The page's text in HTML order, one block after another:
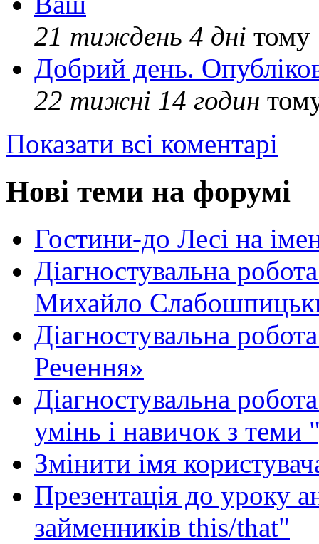
21 тиждень 4 дні тому
Добрий день.
22 тижні 14 годин
Показати всі коментарі
Нові теми на форумі
Гостини-до Лесі на
Діагностувальна
Михайло
Діагностувальна
Речення»
Діагностувальна
умінь і навичок з теми
Змінити імя
Презентація до уроку
займенників this/that"